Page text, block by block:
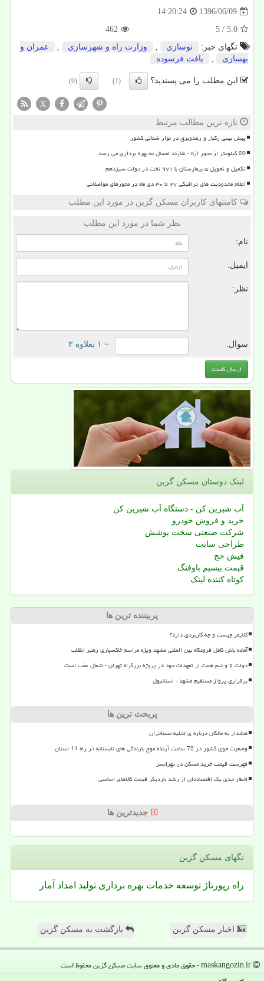
1396/06/09
14:20:24
5.0
/ 5
462
تگهای خبر:
نوسازی , وزارت راه و شهرسازی ,
عمران و
بهسازی
, بافت فرسوده
این مطلب را می پسندید؟ (1)
(0)
X
تازه ترین مطالب مرتبط
پیش بینی رگبار و رعدوبرق در نوار شمالی کشور
20 کیلومتر از محور ازنا - شازند امسال به بهره برداری می رسد
تکمیل و تحویل ۵ بیمارستان با ۹۷۱ تخت در دولت سیزدهم
اعلام محدودیت های ترافیکی ۲۷ تا ۳۰ دی ماه در محورهای مواصلاتی
کامنتهای کاربران مسکن گزین در مورد این مطلب
نظر شما در مورد این مطلب
نام:
ایمیل:
نظر:
سوال: = ۱ بعلاوه ۳
لینک دوستان مسكن گزین
آب شیرین کن - دستگاه آب شیرین کن
خرید و فروش خودرو
شرکت صنعتی سخت پوشش
طراحی سایت
فیش حج
قیمت بیسیم باوفنگ
کوتاه کننده لینک
پربیننده ترین ها
کلایمر چیست و چه کاربردی دارد؟
آماده باش کامل فرودگاه بین المللی مشهد ویژه مراسم خاکسپاری رهبر انقلاب
دولت ۶ و نیم همت از تعهدات خود در پروژه بزرگراه تهران - شمال عقب است
برقراری پرواز مستقیم مشهد - استانبول
پربحث ترین ها
هشدار به مالکان درباره ی تخلیه مستأجران
وضعیت جوی کشور در 72 ساعت آینده موج بارندگی های تابستانه در راه 11 استان
فهرست قیمت خرید مسکن در تهرانسر
اخطار جدی یک اقتصاددان از رشد باردیگر قیمت کالاهای اساسی
جدیدترین ها
تگهای مسكن گزین
راه رپورتاژ توسعه خدمات بهره برداری تولید امداد آمار
اخبار مسکن گزین بازگشت به مسکن گزین